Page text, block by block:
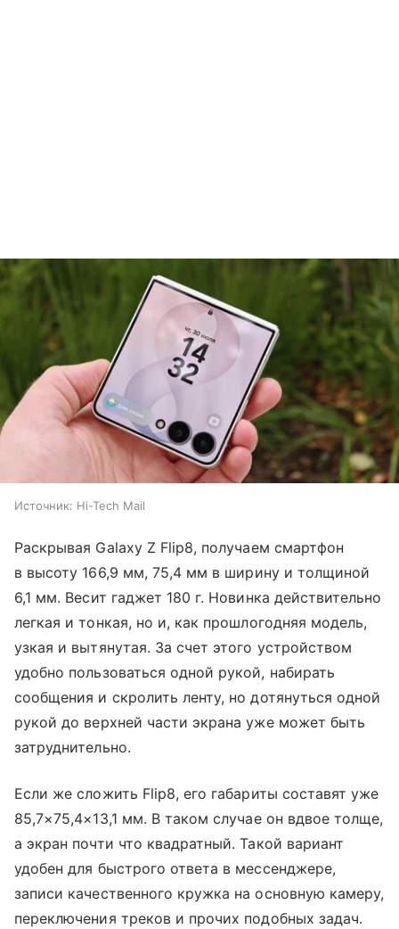
Источник: Hi-Tech Mail
Раскрывая Galaxy Z Flip8, получаем смартфон
в высоту 166,9 мм, 75,4 мм в ширину и толщиной
6,1 мм. Весит гаджет 180 г. Новинка действительно
легкая и тонкая, но и, как прошлогодняя модель,
узкая и вытянутая. За счет этого устройством
удобно пользоваться одной рукой, набирать
сообщения и скролить ленту, но дотянуться одной
рукой до верхней части экрана уже может быть
затруднительно.
Если же сложить Flip8, его габариты составят уже
85,7×75,4×13,1 мм. В таком случае он вдвое толще,
а экран почти что квадратный. Такой вариант
удобен для быстрого ответа в мессенджере,
записи качественного кружка на основную камеру,
переключения треков и прочих подобных задач.